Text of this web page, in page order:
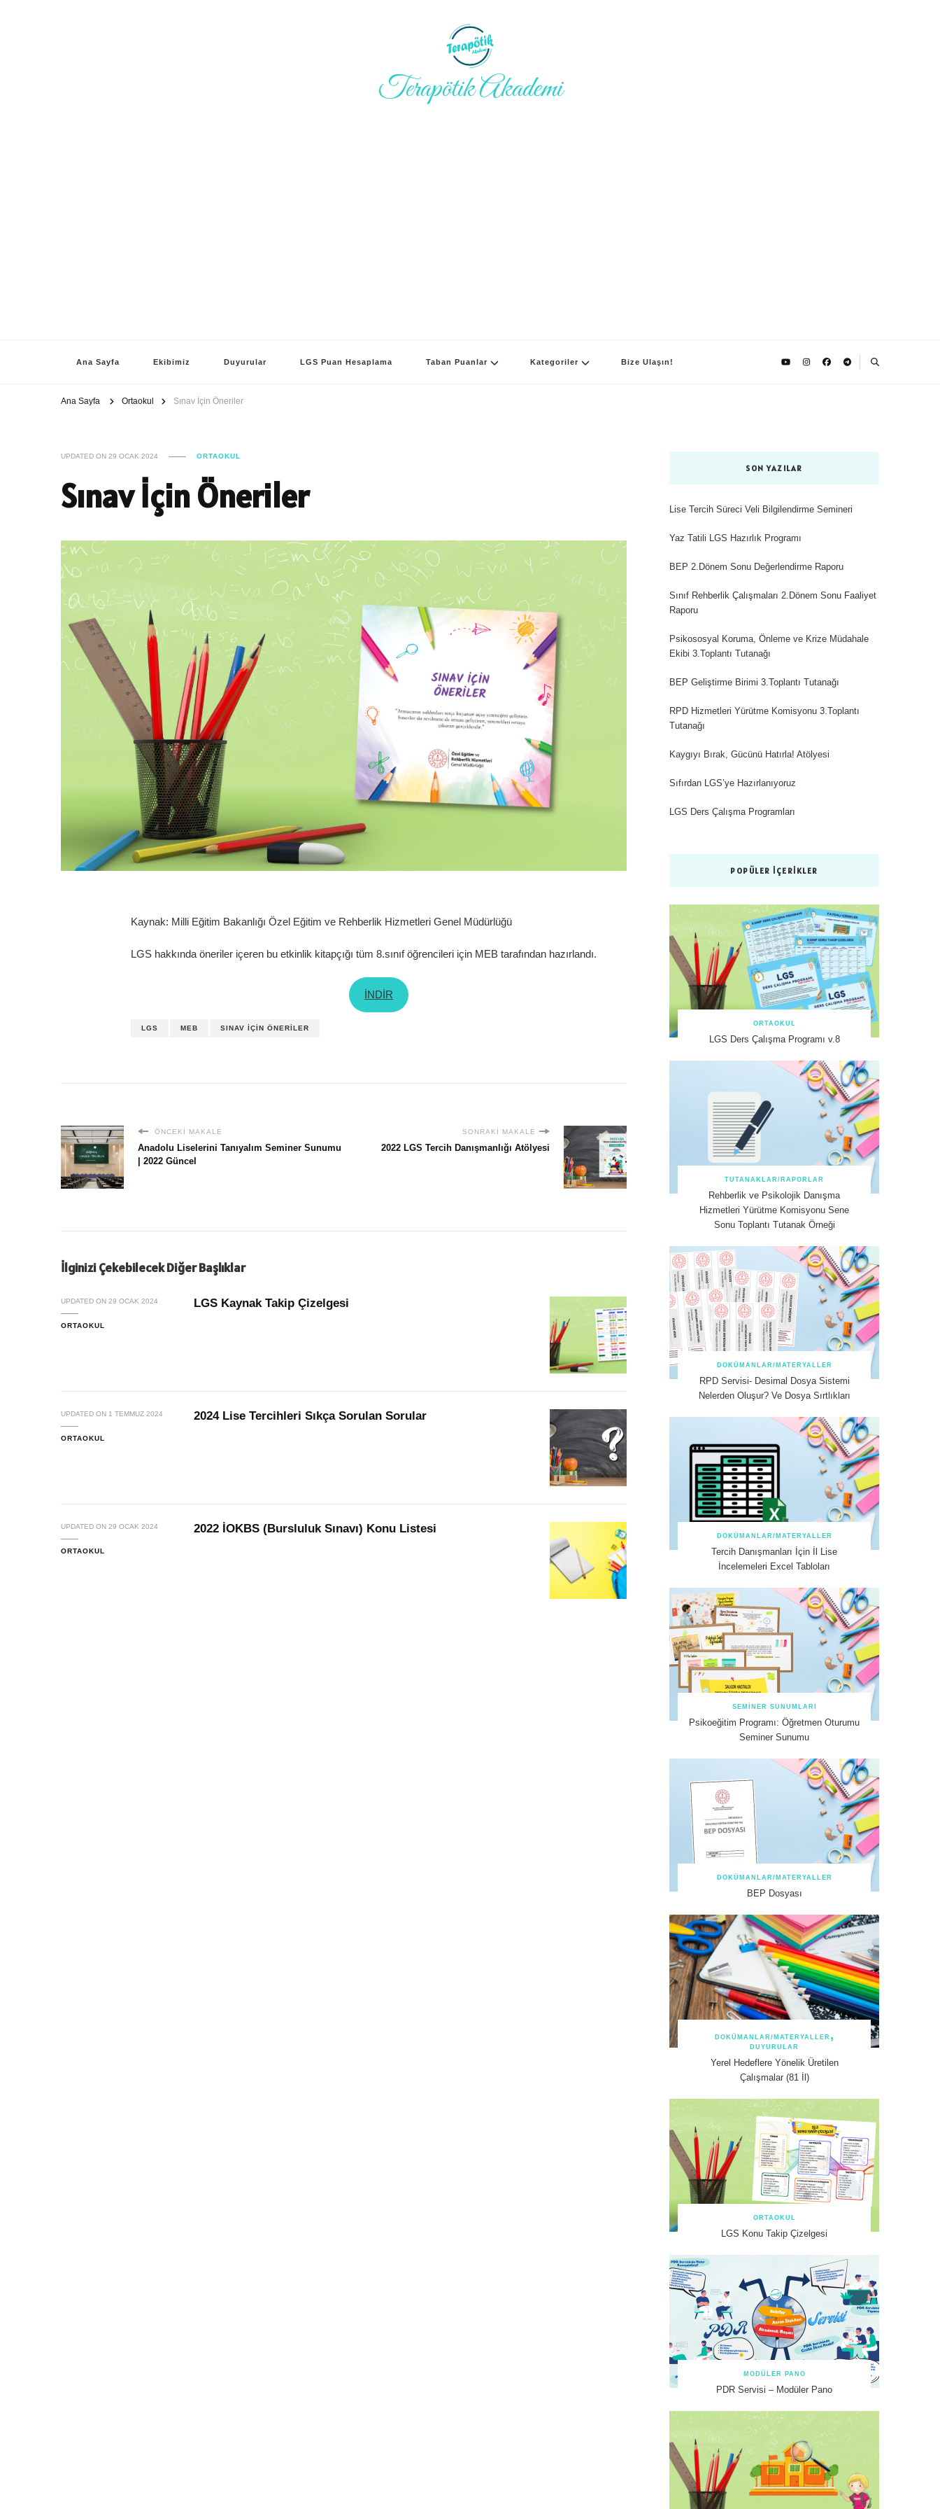
Terapötik Akademi
Ana Sayfa Ekibimiz Duyurular LGS Puan Hesaplama Taban Puanlar Kategoriler Bize Ulaşın!
Ana Sayfa Ortaokul Sınav İçin Öneriler
UPDATED ON 29 OCAK 2024 ORTAOKUL
Sınav İçin Öneriler
Kaynak: Milli Eğitim Bakanlığı Özel Eğitim ve Rehberlik Hizmetleri Genel Müdürlüğü
LGS hakkında öneriler içeren bu etkinlik kitapçığı tüm 8.sınıf öğrencileri için MEB tarafından hazırlandı.
İNDİR
LGS MEB SINAV İÇIN ÖNERILER
ÖNCEKI MAKALE
Anadolu Liselerini Tanıyalım Seminer Sunumu
| 2022 Güncel
SONRAKI MAKALE
2022 LGS Tercih Danışmanlığı Atölyesi
İlginizi Çekebilecek Diğer Başlıklar
UPDATED ON 29 OCAK 2024
ORTAOKUL
LGS Kaynak Takip Çizelgesi
UPDATED ON 1 TEMMUZ 2024
ORTAOKUL
2024 Lise Tercihleri Sıkça Sorulan Sorular
UPDATED ON 29 OCAK 2024
ORTAOKUL
2022 İOKBS (Bursluluk Sınavı) Konu Listesi
SON YAZILAR
Lise Tercih Süreci Veli Bilgilendirme Semineri
Yaz Tatili LGS Hazırlık Programı
BEP 2.Dönem Sonu Değerlendirme Raporu
Sınıf Rehberlik Çalışmaları 2.Dönem Sonu Faaliyet
Raporu
Psikososyal Koruma, Önleme ve Krize Müdahale
Ekibi 3.Toplantı Tutanağı
BEP Geliştirme Birimi 3.Toplantı Tutanağı
RPD Hizmetleri Yürütme Komisyonu 3.Toplantı
Tutanağı
Kaygıyı Bırak, Gücünü Hatırla! Atölyesi
Sıfırdan LGS’ye Hazırlanıyoruz
LGS Ders Çalışma Programları
POPÜLER İÇERIKLER
ORTAOKUL
LGS Ders Çalışma Programı v.8
TUTANAKLAR/RAPORLAR
Rehberlik ve Psikolojik Danışma
Hizmetleri Yürütme Komisyonu Sene
Sonu Toplantı Tutanak Örneği
DOKÜMANLAR/MATERYALLER
RPD Servisi- Desimal Dosya Sistemi
Nelerden Oluşur? Ve Dosya Sırtlıkları
DOKÜMANLAR/MATERYALLER
Tercih Danışmanları İçin İl Lise
İncelemeleri Excel Tabloları
SEMINER SUNUMLARI
Psikoeğitim Programı: Öğretmen Oturumu
Seminer Sunumu
DOKÜMANLAR/MATERYALLER
BEP Dosyası
DOKÜMANLAR/MATERYALLER
DUYURULAR
Yerel Hedeflere Yönelik Üretilen
Çalışmalar (81 İl)
ORTAOKUL
LGS Konu Takip Çizelgesi
MODÜLER PANO
PDR Servisi – Modüler Pano